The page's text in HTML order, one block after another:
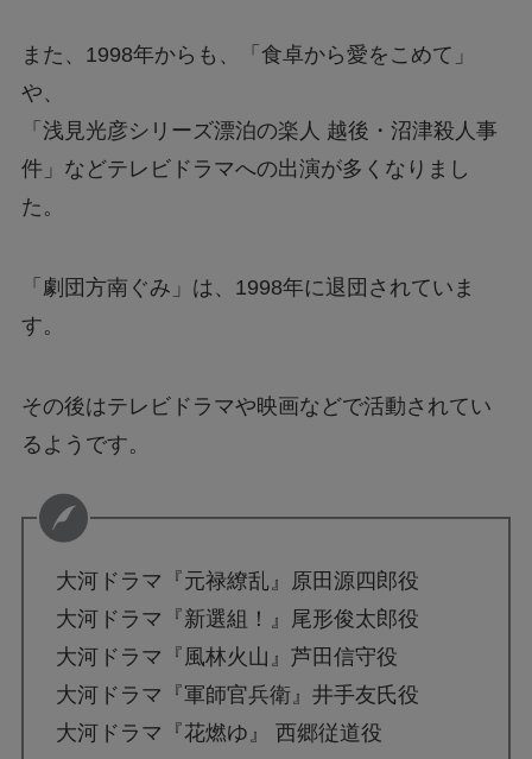
また、1998年からも、「食卓から愛をこめて」
や、
「浅見光彦シリーズ漂泊の楽人 越後・沼津殺人事
件」などテレビドラマへの出演が多くなりまし
た。
「劇団方南ぐみ」は、1998年に退団されていま
す。
その後はテレビドラマや映画などで活動されてい
るようです。
大河ドラマ『元禄繚乱』原田源四郎役
大河ドラマ『新選組！』尾形俊太郎役
大河ドラマ『風林火山』芦田信守役
大河ドラマ『軍師官兵衛』井手友氏役
大河ドラマ『花燃ゆ』 西郷従道役